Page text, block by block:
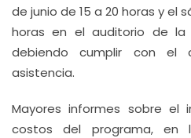
de junio de 15 a 20 horas y el
horas en el auditorio de la
debiendo cumplir con
asistencia.
Mayores informes sobre el
costos del programa, en